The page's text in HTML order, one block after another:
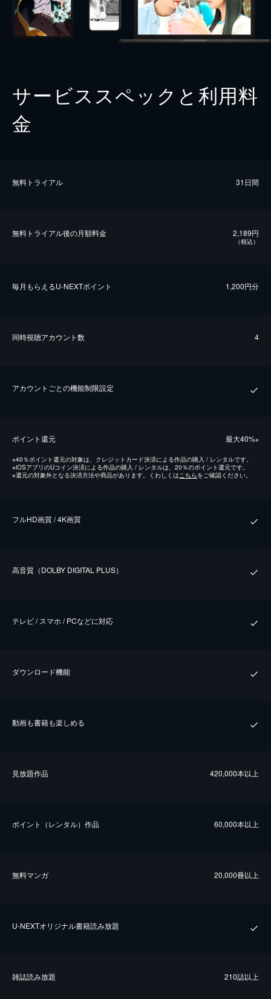
サービススペックと利用料
金
無料トライアル 31日間
無料トライアル後の⽉額料金 2,189円
（税込）
毎⽉もらえるU-NEXTポイント 1,200円分
同時視聴アカウント数 4
アカウントごとの機能制限設定
ポイント還元 最⼤40%※
※40％ポイント還元の対象は、クレジットカード決済による作品の購入 / レンタルです。
※iOSアプリのUコイン決済による作品の購入 / レンタルは、20％のポイント還元です。
※還元の対象外となる決済方法や商品があります。くわしくは こちらをご確認ください。
フルHD画質 / 4K画質
⾼⾳質（DOLBY DIGITAL PLUS）
テレビ / スマホ / PCなどに対応
ダウンロード機能
動画も書籍も楽しめる
⾒放題作品 420,000本以上
ポイント（レンタル）作品 60,000本以上
無料マンガ 20,000冊以上
U-NEXTオリジナル書籍読み放題
雑誌読み放題 210誌以上